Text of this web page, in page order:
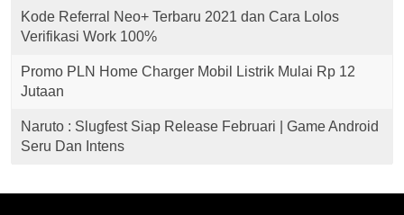
Kode Referral Neo+ Terbaru 2021 dan Cara Lolos
Verifikasi Work 100%
Promo PLN Home Charger Mobil Listrik Mulai Rp 12
Jutaan
Naruto : Slugfest Siap Release Februari | Game Android
Seru Dan Intens